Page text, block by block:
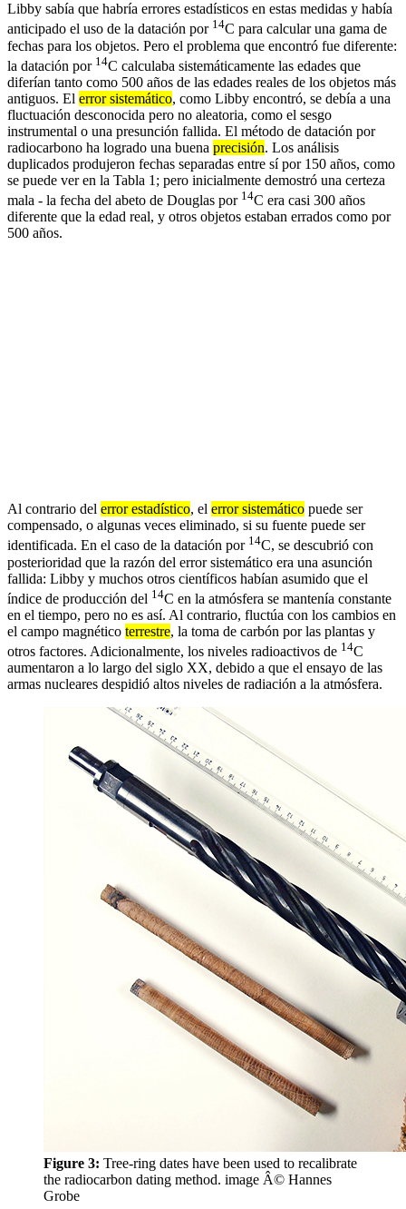
Libby sabía que habría errores estadísticos en estas medidas y había
anticipado el uso de la datación por 14C para calcular una gama de
fechas para los objetos. Pero el problema que encontró fue diferente:
la datación por 14C calculaba sistemáticamente las edades que
diferían tanto como 500 años de las edades reales de los objetos más
antiguos. El error sistemático, como Libby encontró, se debía a una
fluctuación desconocida pero no aleatoria, como el sesgo
instrumental o una presunción fallida. El método de datación por
radiocarbono ha logrado una buena precisión. Los análisis
duplicados produjeron fechas separadas entre sí por 150 años, como
se puede ver en la Tabla 1; pero inicialmente demostró una certeza
mala - la fecha del abeto de Douglas por 14C era casi 300 años
diferente que la edad real, y otros objetos estaban errados como por
500 años.
Al contrario del error estadístico, el error sistemático puede ser
compensado, o algunas veces eliminado, si su fuente puede ser
identificada. En el caso de la datación por 14C, se descubrió con
posterioridad que la razón del error sistemático era una asunción
fallida: Libby y muchos otros científicos habían asumido que el
índice de producción del 14C en la atmósfera se mantenía constante
en el tiempo, pero no es así. Al contrario, fluctúa con los cambios en
el campo magnético terrestre, la toma de carbón por las plantas y
otros factores. Adicionalmente, los niveles radioactivos de 14C
aumentaron a lo largo del siglo XX, debido a que el ensayo de las
armas nucleares despidió altos niveles de radiación a la atmósfera.
Figure 3: Tree-ring dates have been used to recalibrate
the radiocarbon dating method. image Â© Hannes
Grobe